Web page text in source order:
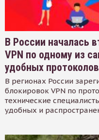
В России началась
VPN по одному из
удобных протоколов
В регионах России
блокировок VPN по
технические
удобных и